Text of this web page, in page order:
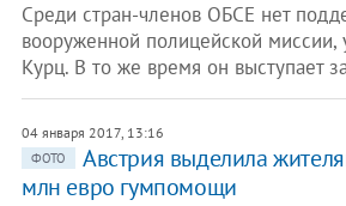
Среди стран-членов ОБСЕ нет
вооруженной полицейской миссии,
Курц. В то же время он выступает
04 января 2017, 13:16
ФОТО
Австрия выделила
млн евро гумпомощи